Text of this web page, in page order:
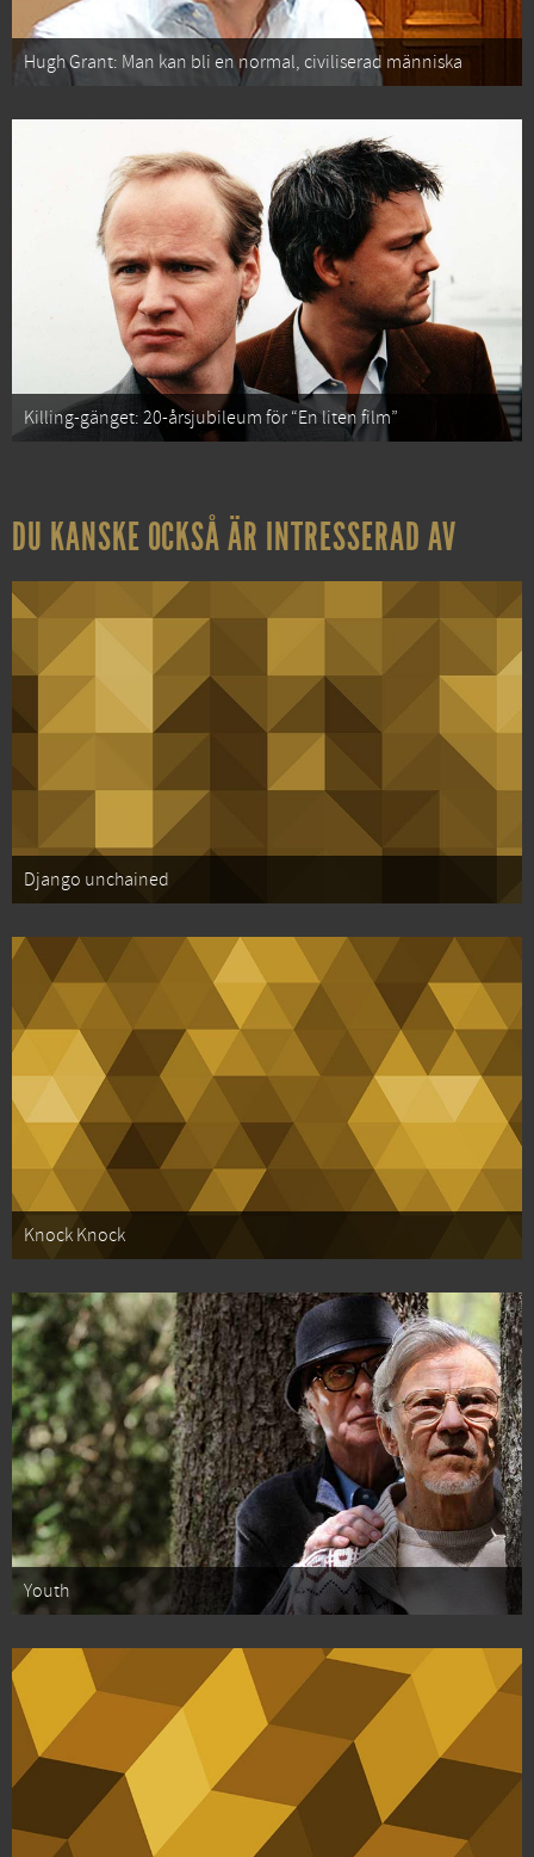
Hugh Grant: Man kan bli en normal, civiliserad människa
Killing-gänget: 20-årsjubileum för “En liten film”
DU KANSKE OCKSÅ ÄR INTRESSERAD AV
Django unchained
Knock Knock
Youth